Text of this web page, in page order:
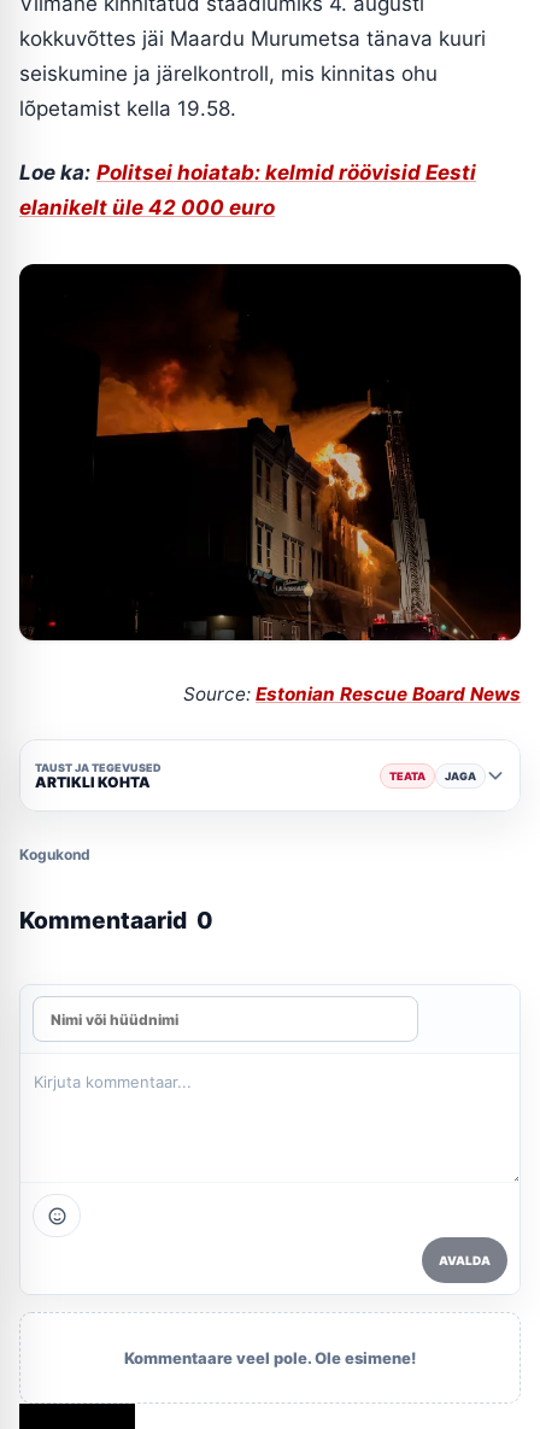
kokkuvõttes jäi Maardu Murumetsa tänava kuuri
seiskumine ja järelkontroll, mis kinnitas ohu
lõpetamist kella 19.58.
Loe ka: Politsei hoiatab: kelmid röövisid Eesti
elanikelt üle 42 000 euro
Source: Estonian Rescue Board News
TAUST JA TEGEVUSED
ARTIKLI KOHTA TEATA JAGA
Kogukond
Kommentaarid 0
AVALDA
Kommentaare veel pole. Ole esimene!